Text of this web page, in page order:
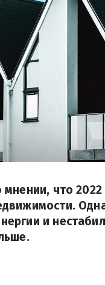
мнении, что
и